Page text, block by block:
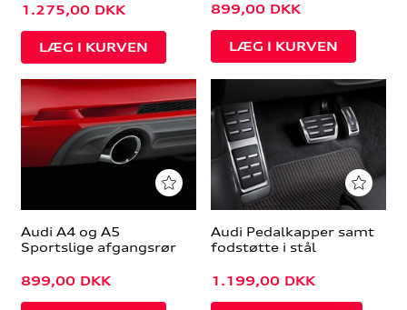
1.275,00 DKK 899,00 DKK
Audi A4 og A5
Sportslige afgangsrør
899,00 DKK
Audi Pedalkapper samt
fodstøtte i stål
1.199,00 DKK